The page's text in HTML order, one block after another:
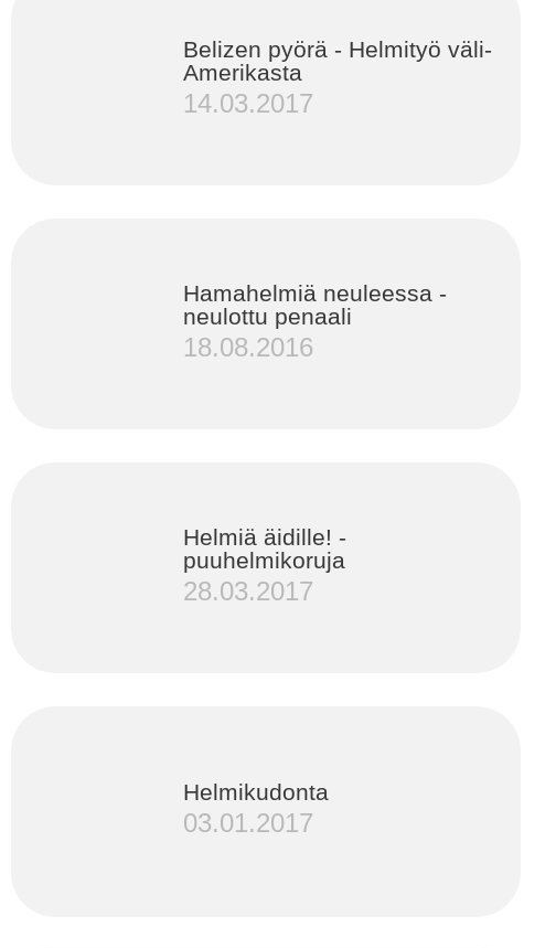
Belizen pyörä - Helmityö väli-
Amerikasta
14.03.2017
Hamahelmiä neuleessa -
neulottu penaali
18.08.2016
Helmiä äidille! -
puuhelmikoruja
28.03.2017
Helmikudonta
03.01.2017